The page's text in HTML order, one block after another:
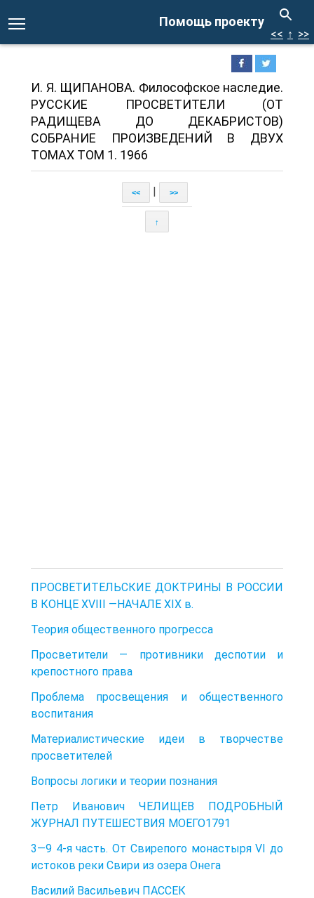
Помощь проекту
<< ↑ >>
И. Я. ЩИПАНОВА. Философское наследие.
РУССКИЕ ПРОСВЕТИТЕЛИ (ОТ
РАДИЩЕВА ДО ДЕКАБРИСТОВ)
СОБРАНИЕ ПРОИЗВЕДЕНИЙ В ДВУХ
ТОМАХ ТОМ 1. 1966
<< >>
↑
ПРОСВЕТИТЕЛЬСКИЕ ДОКТРИНЫ В РОССИИ
В КОНЦЕ XVIII —НАЧАЛЕ XIX в.
Теория общественного прогресса
Просветители — противники деспотии и
крепостного права
Проблема просвещения и общественного
воспитания
Материалистические идеи в творчестве
просветителей
Вопросы логики и теории познания
Петр Иванович ЧЕЛИЩЕВ ПОДРОБНЫЙ
ЖУРНАЛ ПУТЕШЕСТВИЯ МОЕГО1791
3—9 4-я часть. От Свирепого монастыря VI до
истоков реки Свири из озера Онега
Василий Васильевич ПАССЕК